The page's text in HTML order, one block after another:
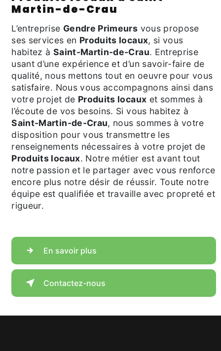
Martin-de-Crau
L’entreprise Gendre Primeurs vous propose
ses services en Produits locaux, si vous
habitez à Saint-Martin-de-Crau. Entreprise
usant d’une expérience et d’un savoir-faire de
qualité, nous mettons tout en oeuvre pour vous
satisfaire. Nous vous accompagnons ainsi dans
votre projet de Produits locaux et sommes à
l’écoute de vos besoins. Si vous habitez à
Saint-Martin-de-Crau, nous sommes à votre
disposition pour vous transmettre les
renseignements nécessaires à votre projet de
Produits locaux. Notre métier est avant tout
notre passion et le partager avec vous renforce
encore plus notre désir de réussir. Toute notre
équipe est qualifiée et travaille avec propreté et
rigueur.
En savoir plus
Contactez-nous